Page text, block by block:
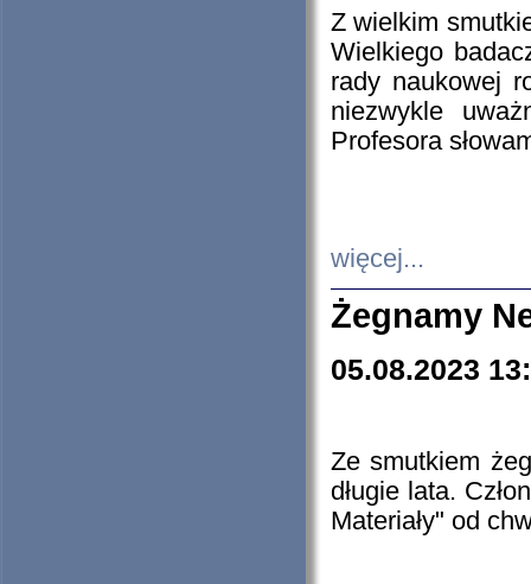
Z wielkim
Wielkiego
rady naukowej
niezwykle
Profesora
więcej...
Żegnamy
05.08.2023
Ze smutkiem
długie lata.
Materiały" od